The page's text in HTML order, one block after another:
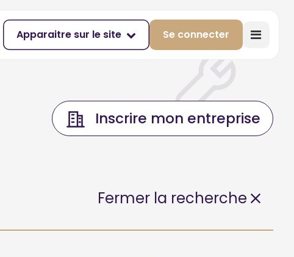
Apparaitre sur le site Se connecter
Inscrire mon entreprise
Fermer la recherche